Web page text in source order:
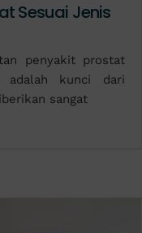
Sesuai Jenis
penyakit prostat
adalah kunci dari
sangat